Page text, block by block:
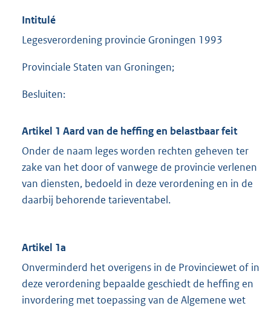
Intitulé
Legesverordening provincie Groningen 1993
Provinciale Staten van Groningen;
Besluiten:
Artikel 1 Aard van de heffing en belastbaar feit
Onder de naam leges worden rechten geheven ter
zake van het door of vanwege de provincie verlenen
van diensten, bedoeld in deze verordening en in de
daarbij behorende tarieventabel.
Artikel 1a
Onverminderd het overigens in de Provinciewet of in
deze verordening bepaalde geschiedt de heffing en
invordering met toepassing van de Algemene wet